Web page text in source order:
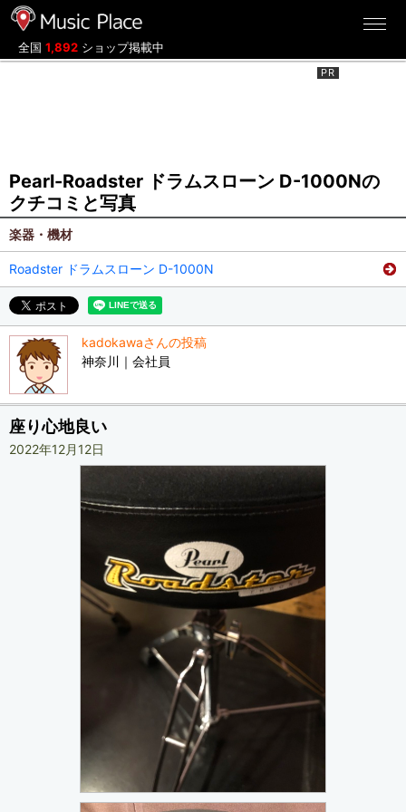
全国 1,892 ショップ掲載中
Pearl-Roadster ドラムスローン D-1000Nの
クチコミと写真
楽器・機材
Roadster ドラムスローン D-1000N
kadokawaさんの投稿
神奈川｜会社員
座り心地良い
2022年12月12日